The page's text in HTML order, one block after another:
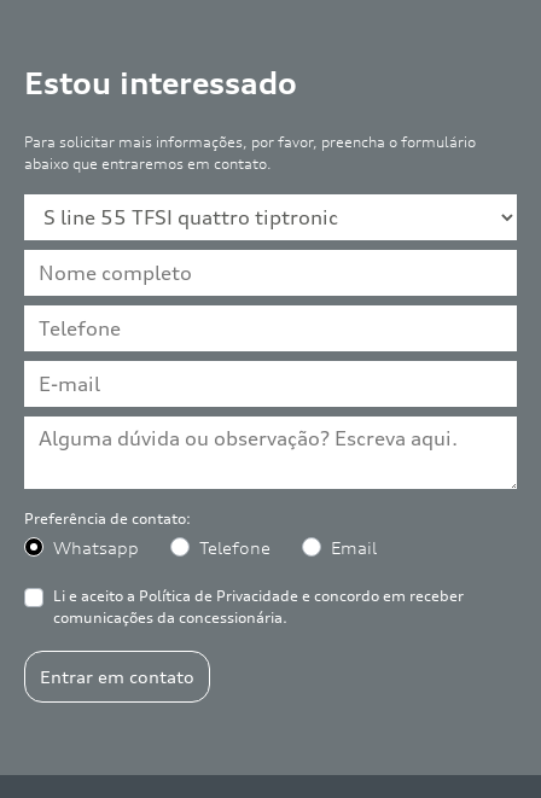
Estou interessado
Para solicitar mais informações, por favor, preencha o formulário
abaixo que entraremos em contato.
Preferência de contato:
Whatsapp Telefone Email
Li e aceito a Política de Privacidade e concordo em receber
comunicações da concessionária.
Entrar em contato